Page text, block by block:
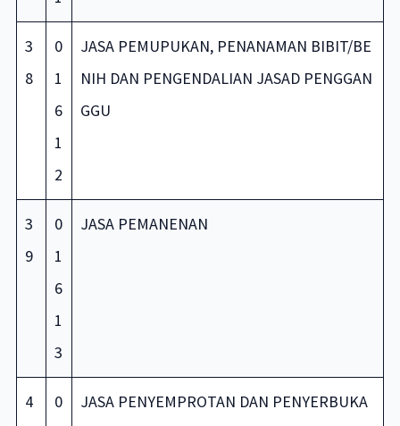
3
8
0
1
6
1
2
JASA PEMUPUKAN, PENANAMAN BIBIT/BE
NIH DAN PENGENDALIAN JASAD PENGGAN
GGU
3
9
0
1
6
1
3
JASA PEMANENAN
4
0
JASA PENYEMPROTAN DAN PENYERBUKA